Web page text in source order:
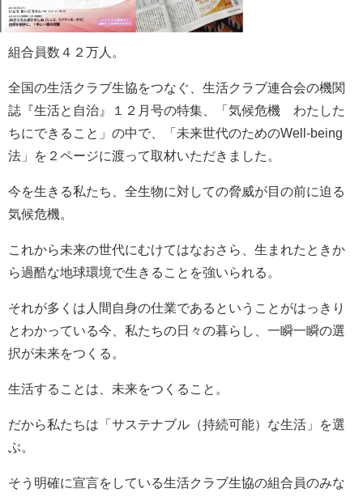
組合員数４２万人。
全国の生活クラブ生協をつなぐ、生活クラブ連合会の機関
誌『生活と自治』１２月号の特集、「気候危機 わたした
ちにできること」の中で、「未来世代のためのWell-being
法」を２ページに渡って取材いただきました。
今を生きる私たち、全生物に対しての脅威が目の前に迫る
気候危機。
これから未来の世代にむけてはなおさら、生まれたときか
ら過酷な地球環境で生きることを強いられる。
それが多くは人間自身の仕業であるということがはっきり
とわかっている今、私たちの日々の暮らし、一瞬一瞬の選
択が未来をつくる。
生活することは、未来をつくること。
だから私たちは「サステナブル（持続可能）な生活」を選
ぶ。
そう明確に宣言をしている生活クラブ生協の組合員のみな